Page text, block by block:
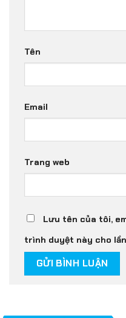
Tên
Email
Trang web
Lưu tên của tôi,
trình duyệt này cho